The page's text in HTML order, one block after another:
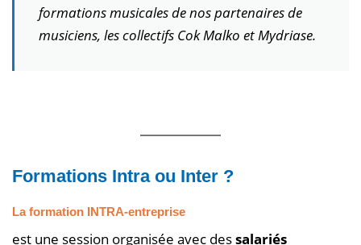
formations musicales de nos partenaires de
musiciens, les collectifs Cok Malko et Mydriase.
Formations Intra ou Inter ?
La formation INTRA-entreprise
est une session organisée avec dessalariés